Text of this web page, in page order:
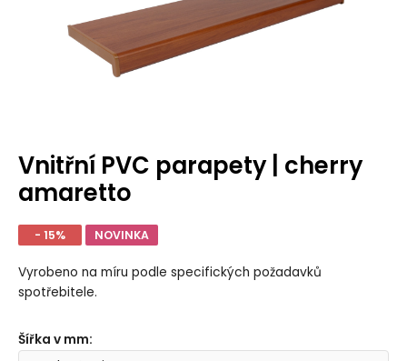
Vnitřní PVC parapety | cherry
amaretto
- 15% NOVINKA
Vyrobeno na míru podle specifických požadavků
spotřebitele.
Šířka v mm: